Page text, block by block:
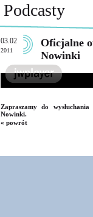
Podcasty
03.02
2011
Oficjalne
Nowinki
Zapraszamy do
Nowinki.
« powrót